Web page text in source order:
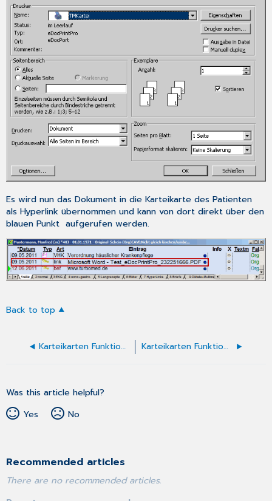
Es wird nun das Dokument in die Karteikarte des Patienten
als Hyperlink übernommen und kann von dort direkt über den
blauen Punkt aufgerufen werden.
Back to top
Karteikarten Funktion - Fallzuordnung für mehrere Einträge ändern Karteikarten Funktion - Gespeicherten Dokumente abrufen
Was this article helpful?
Yes
No
Recommended articles
There are no recommended articles.